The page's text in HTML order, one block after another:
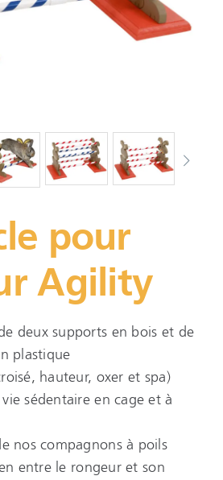
pour
Agility
deux supports en bois et de
plastique
hauteur, oxer et spa)
sédentaire en cage et à
nos compagnons à poils
entre le rongeur et son